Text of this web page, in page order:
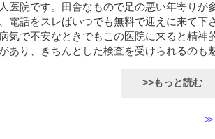
医院です。田舎なもので足の悪い年寄りが
電話をスレばいつでも無料で迎えに来て下
気で不安なときでもこの医院に来ると精神
あり、きちんとした検査を受けられるのも
>>もっと読む
≫